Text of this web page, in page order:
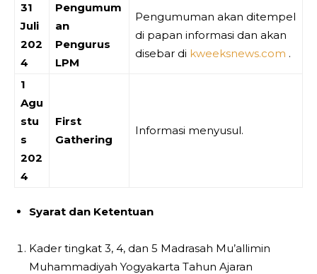
31
Juli
202
4
Pengumum
an
Pengurus
LPM
Pengumuman akan ditempel
di papan informasi dan akan
disebar di kweeksnews.com .
1
Agu
stu
s
202
4
First
Gathering
Informasi menyusul.
Syarat dan Ketentuan
Kader tingkat 3, 4, dan 5 Madrasah Mu’allimin
Muhammadiyah Yogyakarta Tahun Ajaran